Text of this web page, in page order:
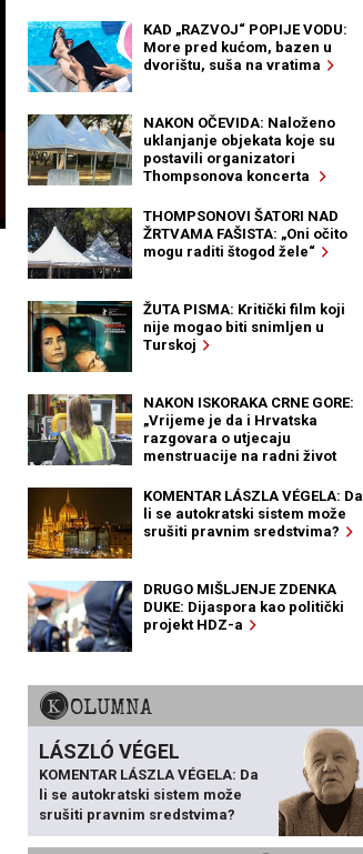
KAD „RAZVOJ“ POPIJE VODU:
More pred kućom, bazen u
dvorištu, suša na vratima
NAKON OČEVIDA: Naloženo
uklanjanje objekata koje su
postavili organizatori
Thompsonova koncerta
THOMPSONOVI ŠATORI NAD
ŽRTVAMA FAŠISTA: „Oni očito
mogu raditi štogod žele“
ŽUTA PISMA: Kritički film koji
nije mogao biti snimljen u
Turskoj
NAKON ISKORAKA CRNE GORE:
„Vrijeme je da i Hrvatska
razgovara o utjecaju
menstruacije na radni život
KOMENTAR LÁSZLA VÉGELA: Da
li se autokratski sistem može
srušiti pravnim sredstvima?
DRUGO MIŠLJENJE ZDENKA
DUKE: Dijaspora kao politički
projekt HDZ-a
KOLUMNA
LÁSZLÓ VÉGEL
KOMENTAR LÁSZLA VÉGELA: Da
li se autokratski sistem može
srušiti pravnim sredstvima?